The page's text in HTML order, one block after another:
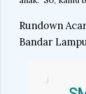
Rundown
Bandar